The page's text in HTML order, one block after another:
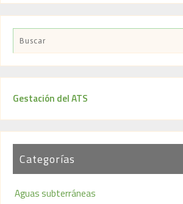
Gestación del ATS
Categorías
Aguas subterráneas